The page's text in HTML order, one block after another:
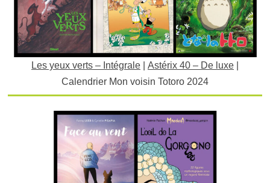
Les yeux verts – Intégrale Astérix 40 – De luxe
Calendrier Mon voisin Totoro 2024